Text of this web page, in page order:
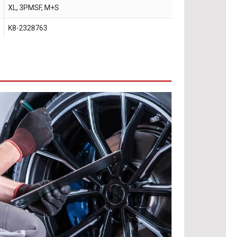
XL, 3PMSF, M+S
K8-2328763